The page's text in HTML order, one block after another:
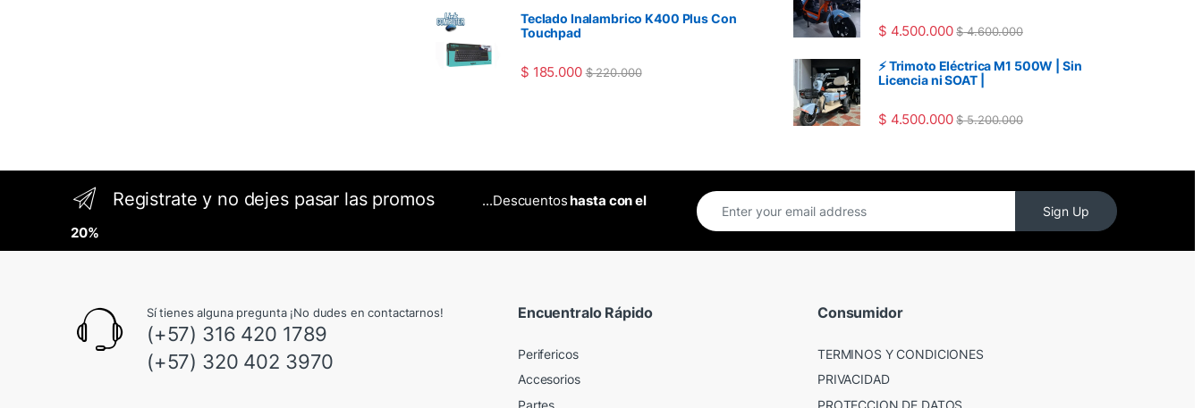
Teclado Inalambrico K400 Plus Con
Touchpad
$ 185.000 $220.000
$ 4.500.000 $4.600.000
⚡ Trimoto Eléctrica M1 500W | Sin
Licencia ni SOAT |
$ 4.500.000 $5.200.000
Registrate y no dejes pasar las promos ...Descuentoshasta con el
20%
Sign Up
Sí tienes alguna pregunta ¡No dudes en contactarnos!
(+57) 316 420 1789
(+57) 320 402 3970
Encuentralo Rápido
Perifericos
Accesorios
Partes
Consumidor
TERMINOS Y CONDICIONES
PRIVACIDAD
PROTECCION DE DATOS